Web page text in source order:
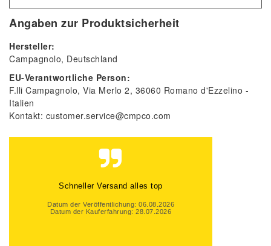
Angaben zur Produktsicherheit
Hersteller:
Campagnolo Deutschland
EU-Verantwortliche Person:
F.lli Campagnolo Via Merlo 2 36060 Romano d'Ezzelino
Italien
Kontakt: customer.service@cmpco.com
Schneller Versand alles top
Datum der Veröffentlichung: 06.08.2026
Datum der Kauferfahrung: 28.07.2026